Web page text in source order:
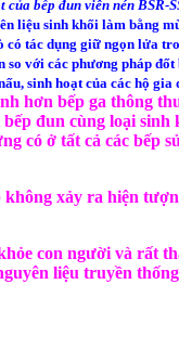
của bếp đun viên nén BSR-
liệu sinh khối làm bằng
tác dụng giữ ngọn lửa
với các phương pháp
sinh hoạt của các hộ gia
hơn bếp ga thông
đun cùng loại
có ở tất cả các bếp
xảy ra hiện
con người và rất
liệu truyền